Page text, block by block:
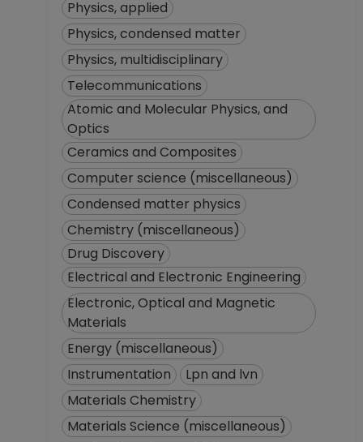
Physics, applied
Physics, condensed matter
Physics, multidisciplinary
Telecommunications
Atomic and Molecular Physics, and
Optics
Ceramics and Composites
Computer science (miscellaneous)
Condensed matter physics
Chemistry (miscellaneous)
Drug Discovery
Electrical and Electronic Engineering
Electronic, Optical and Magnetic
Materials
Energy (miscellaneous)
Instrumentation
Lpn and lvn
Materials Chemistry
Materials Science (miscellaneous)